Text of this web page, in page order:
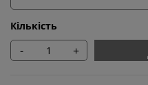
Кількість
- +